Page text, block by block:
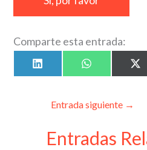
s
e
Comparte esta entrada:
Compartir
en
L
i
Compartir
en
W
h
s
A
X
(
e
r
Entrada siguiente →
Entradas